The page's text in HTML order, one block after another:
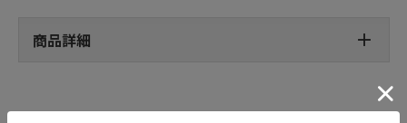
商品詳細